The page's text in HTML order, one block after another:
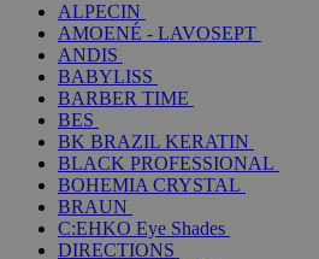
ALPECIN
AMOENÉ - LAVOSEPT
ANDIS
BABYLISS
BARBER TIME
BES
BK BRAZIL KERATIN
BLACK PROFESSIONAL
BOHEMIA CRYSTAL
BRAUN
C:EHKO Eye Shades
DIRECTIONS